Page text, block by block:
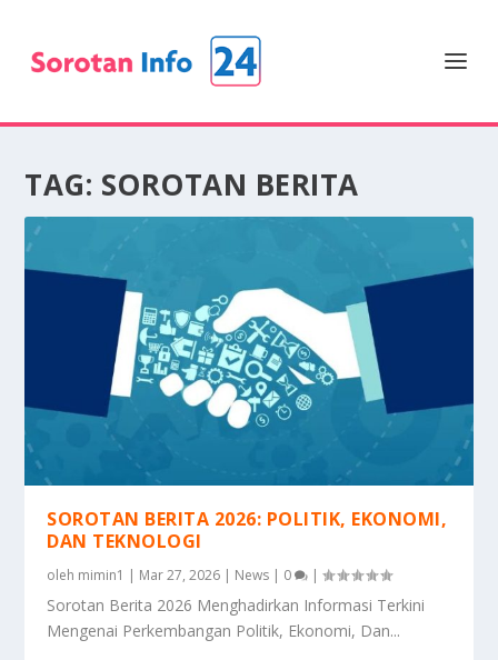
TAG: SOROTAN BERITA
SOROTAN BERITA 2026: POLITIK, EKONOMI,
DAN TEKNOLOGI
oleh mimin1 | Mar 27, 2026 | News | 0 |
Sorotan Berita 2026 Menghadirkan Informasi Terkini
Mengenai Perkembangan Politik, Ekonomi, Dan...